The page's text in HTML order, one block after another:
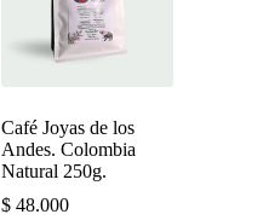
Café Joyas de los
Andes. Colombia
Natural 250g.
$ 48.000